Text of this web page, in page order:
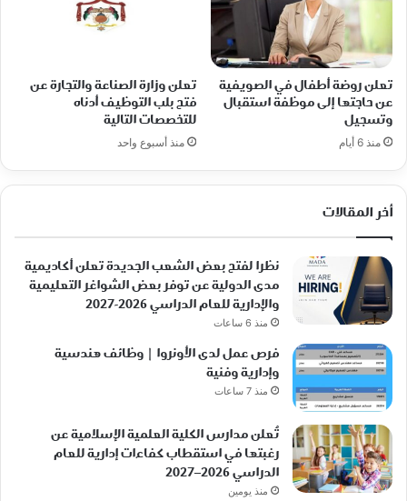
تعلن روضة أطفال في الصويفية
عن حاجتها إلى موظفة استقبال
وتسجيل
منذ 6 أيام
تعلن وزارة الصناعة والتجارة عن
فتح بلب التوظيف أدناه
للتخصصات التالية
منذ أسبوع واحد
أخر المقالات
نظرا لفتح بعض الشعب الجديدة تعلن أكاديمية
مدى الدولية عن توفر بعض الشواغر التعليمية
والإدارية للعام الدراسي 2026-2027
منذ 6 ساعات
فرص عمل لدى الأونروا | وظائف هندسية
وإدارية وفنية
منذ 7 ساعات
تُعلن مدارس الكلية العلمية الإسلامية عن
رغبتها في استقطاب كفاءات إدارية للعام
الدراسي 2026–2027
منذ يومين